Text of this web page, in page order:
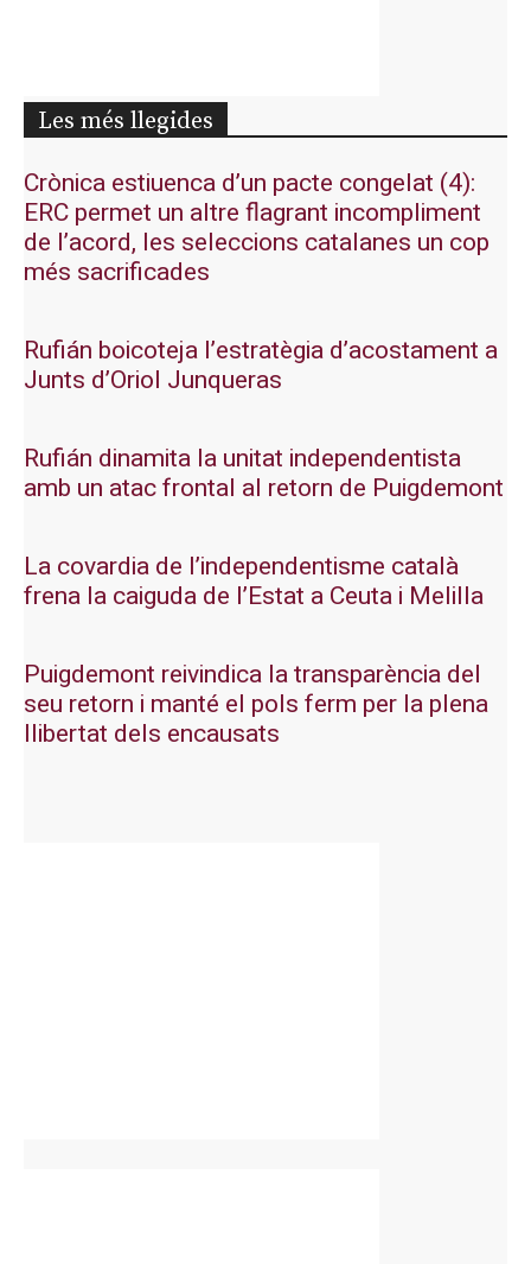
Les més llegides
Crònica estiuenca d’un pacte congelat (4):
ERC permet un altre flagrant incompliment
de l’acord, les seleccions catalanes un cop
més sacrificades
Rufián boicoteja l’estratègia d’acostament a
Junts d’Oriol Junqueras
Rufián dinamita la unitat independentista
amb un atac frontal al retorn de Puigdemont
La covardia de l’independentisme català
frena la caiguda de l’Estat a Ceuta i Melilla
Puigdemont reivindica la transparència del
seu retorn i manté el pols ferm per la plena
llibertat dels encausats